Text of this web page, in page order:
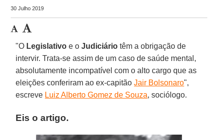
30 Julho 2019
"O Legislativo e oJudiciário têm a obrigação de
intervir. Trata-se assim de um caso de saúde mental,
absolutamente incompatível com o alto cargo que as
eleições conferiram ao ex-capitãoJair Bolsonaro",
escreve Luiz Alberto Gomez de Souza, sociólogo.
Eis o artigo.